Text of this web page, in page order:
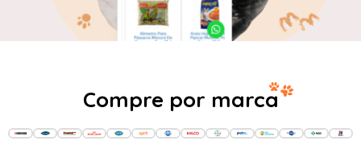
Compre por marca